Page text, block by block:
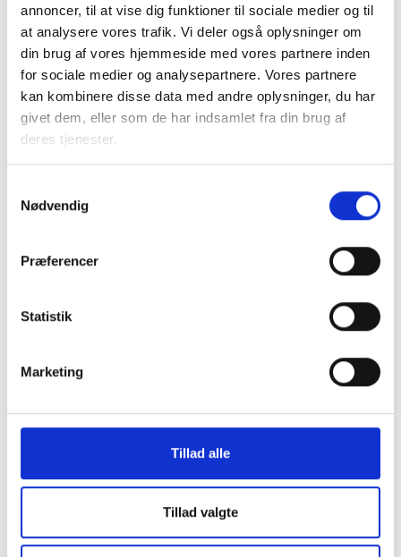
annoncer, til at vise dig funktioner til sociale medier og til
at analysere vores trafik. Vi deler også oplysninger om
din brug af vores hjemmeside med vores partnere inden
for sociale medier og analysepartnere. Vores partnere
kan kombinere disse data med andre oplysninger, du har
givet dem, eller som de har indsamlet fra din brug af
deres tjenester.
Nødvendig
Præferencer
Statistik
Marketing
Tillad alle
Tillad valgte
Relateret indhold Viden
VÆRKTØJ
Forretningsorden for generalforsamlingen
12. maj 2026
VÆRKTØJ
12. maj 2026
29. april 2026